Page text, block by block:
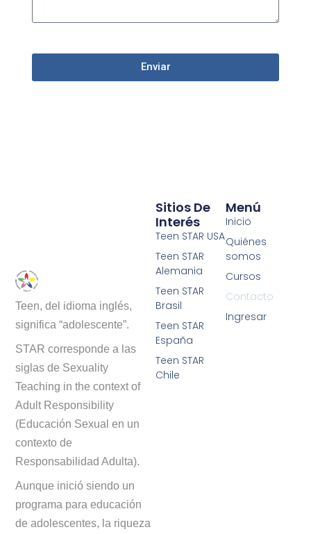
Enviar
Teen, del idioma inglés,
significa “adolescente”.
STAR corresponde a las
siglas de Sexuality
Teaching in the context of
Adult Responsibility
(Educación Sexual en un
contexto de
Responsabilidad Adulta).
Aunque inició siendo un
programa para educación
de adolescentes, la riqueza
Menú
Inicio
Quiénes
somos
Cursos
Contacto
Ingresar
Sitios De
Interés
Teen STAR USA
Teen STAR
Alemania
Teen STAR
Brasil
Teen STAR
España
Teen STAR
Chile